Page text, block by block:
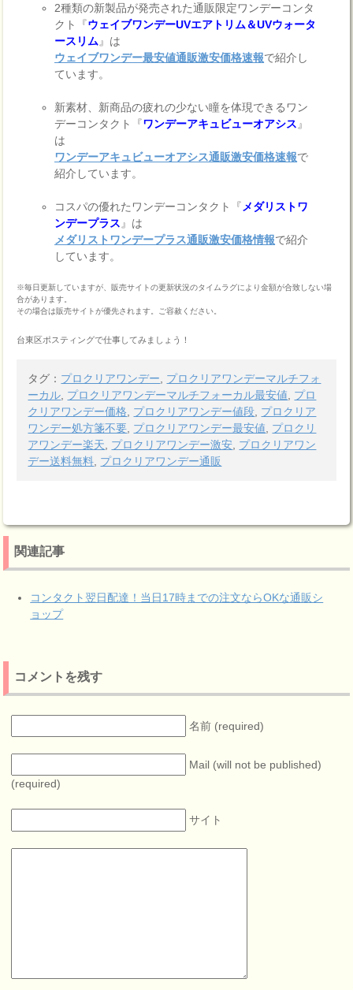
2種類の新製品が発売された通販限定ワンデーコンタ
クト『ウェイブワンデーUVエアトリム＆UVウォータ
ースリム 』は
ウェイブワンデー最安値通販激安価格速報で紹介し
ています。
新素材、新商品の疲れの少ない瞳を体現できるワン
デーコンタクト『ワンデーアキュビューオアシス 』
は
ワンデーアキュビューオアシス通販激安価格速報で
紹介しています。
コスパの優れたワンデーコンタクト『 メダリストワ
ンデープラス 』は
メダリストワンデープラス通販激安価格情報で紹介
しています。
※毎日更新していますが、販売サイトの更新状況のタイムラグにより金額が合致しない場
合があります。
その場合は販売サイトが優先されます。ご容赦ください。
台東区ポスティングで仕事してみましょう！
タグ： プロクリアワンデー
プロクリアワンデーマルチフォ
ーカル プロクリアワンデーマルチフォーカル最安値
プロ
クリアワンデー価格
プロクリアワンデー値段 プロクリア
ワンデー処方箋不要 プロクリアワンデー最安値
プロクリ
アワンデー楽天
プロクリアワンデー激安 プロクリアワン
デー送料無料 プロクリアワンデー通販
関連記事
コンタクト翌日配達！当日17時までの注文ならOKな通販シ
ョップ
コメントを残す
名前 (required)
Mail (will not be published)
(required)
サイト